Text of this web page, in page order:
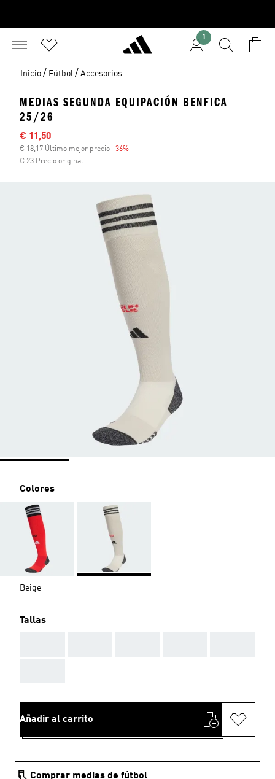
1
Inicio / Fútbol / Accesorios
MEDIAS SEGUNDA EQUIPACIÓN BENFICA
25/26
Precio rebajado
€ 11,50
€ 18,17 Último mejor precio -36%
€ 23 Precio original
Colores
Beige
Tallas
Añadir al carrito
Comprar medias de fútbol